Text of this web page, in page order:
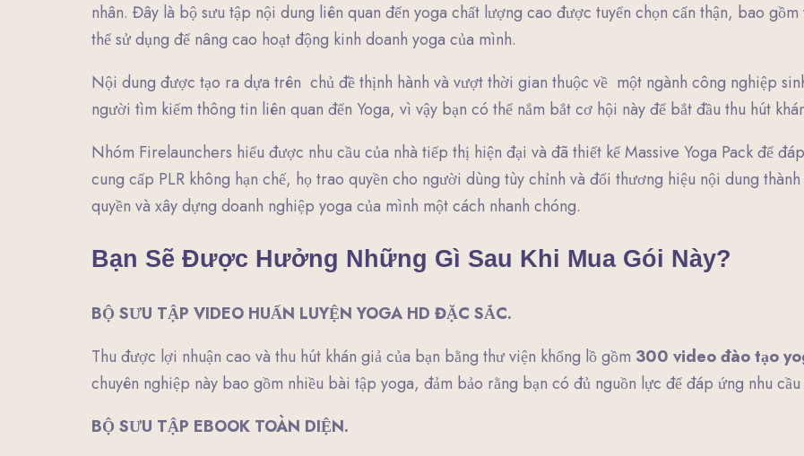
nhân. Đây là bộ sưu tập nội dung liên quan đến yoga chất lượng cao được tuyển chọn cẩn thận, bao
thể sử dụng để nâng cao hoạt động kinh doanh yoga của mình.
Nội dung được tạo ra dựa trên chủ đề thịnh hành và vượt thời gian thuộc về một ngành công nghiệp
người tìm kiếm thông tin liên quan đến Yoga, vì vậy bạn có thể nắm bắt cơ hội này để bắt đầu thu hút
Nhóm Firelaunchers hiểu được nhu cầu của nhà tiếp thị hiện đại và đã thiết kế Massive Yoga Pack để
cung cấp PLR không hạn chế, họ trao quyền cho người dùng tùy chỉnh và đổi thương hiệu nội dung
quyền và xây dựng doanh nghiệp yoga của mình một cách nhanh chóng.
Bạn Sẽ Được Hưởng Những Gì Sau Khi Mua Gói Này?
BỘ SƯU TẬP VIDEO HUẤN LUYỆN YOGA HD ĐẶC SẮC.
Thu được lợi nhuận cao và thu hút khán giả của bạn bằng thư viện khổng lồ gồm 300 video đào tạo
chuyên nghiệp này bao gồm nhiều bài tập yoga, đảm bảo rằng bạn có đủ nguồn lực để đáp ứng nhu
BỘ SƯU TẬP EBOOK TOÀN DIỆN.